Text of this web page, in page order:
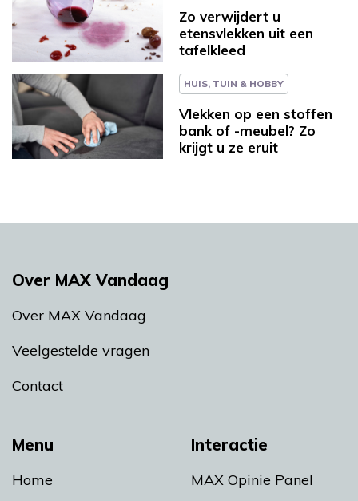
Zo verwijdert u
etensvlekken uit een
tafelkleed
HUIS, TUIN & HOBBY
Vlekken op een stoffen
bank of -meubel? Zo
krijgt u ze eruit
Menu
Home
Interactie
MAX Opinie Panel
Over MAX Vandaag
Over MAX Vandaag
Veelgestelde vragen
Contact